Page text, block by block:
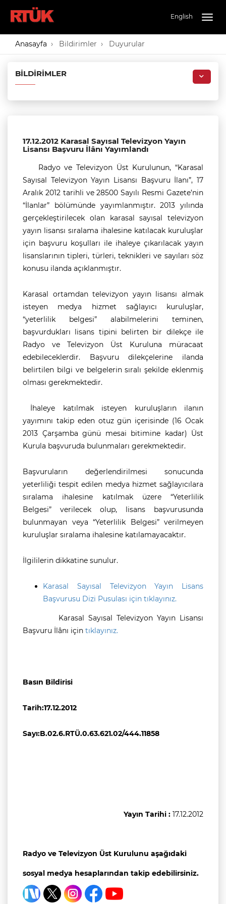
English
Anasayfa Bildirimler Duyurular
BILDIRIMLER
17.12.2012 Karasal Sayısal Televizyon Yayın
Lisansı Başvuru İlânı Yayımlandı
Radyo ve Televizyon Üst Kurulunun, “Karasal
Sayısal Televizyon Yayın Lisansı Başvuru İlanı”, 17
Aralık 2012 tarihli ve 28500 Sayılı Resmi Gazete’nin
“İlanlar” bölümünde yayımlanmıştır. 2013 yılında
gerçekleştirilecek olan karasal sayısal televizyon
yayın lisansı sıralama ihalesine katılacak kuruluşlar
için başvuru koşulları ile ihaleye çıkarılacak yayın
lisanslarının tipleri, türleri, teknikleri ve sayıları söz
konusu ilanda açıklanmıştır.
Karasal ortamdan televizyon yayın lisansı almak
isteyen medya hizmet sağlayıcı kuruluşlar,
“yeterlilik belgesi” alabilmelerini teminen,
başvurdukları lisans tipini belirten bir dilekçe ile
Radyo ve Televizyon Üst Kuruluna müracaat
edebileceklerdir. Başvuru dilekçelerine ilanda
belirtilen bilgi ve belgelerin sıralı şekilde eklenmiş
olması gerekmektedir.
İhaleye katılmak isteyen kuruluşların ilanın
yayımını takip eden otuz gün içerisinde (16 Ocak
2013 Çarşamba günü mesai bitimine kadar) Üst
Kurula başvuruda bulunmaları gerekmektedir.
Başvuruların değerlendirilmesi sonucunda
yeterliliği tespit edilen medya hizmet sağlayıcılara
sıralama ihalesine katılmak üzere “Yeterlilik
Belgesi” verilecek olup, lisans başvurusunda
bulunmayan veya “Yeterlilik Belgesi” verilmeyen
kuruluşlar sıralama ihalesine katılamayacaktır.
İlgililerin dikkatine sunulur.
Karasal Sayısal Televizyon Yayın Lisans
Başvurusu Dizi Pusulası için tıklayınız.
Karasal Sayısal Televizyon Yayın Lisansı
Başvuru İlânı için tıklayınız.
Basın Bildirisi
Tarih:17.12.2012
Sayı:B.02.6.RTÜ.0.63.621.02/444.11858
Yayın Tarihi : 17.12.2012
Radyo ve Televizyon Üst Kurulunu aşağıdaki
sosyal medya hesaplarından takip edebilirsiniz.